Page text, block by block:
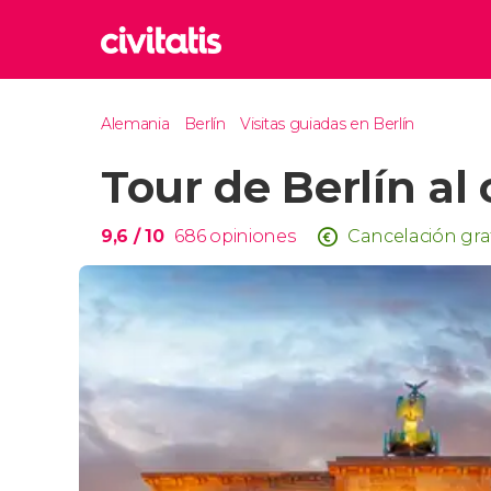
Reino
Turquía
Alemania Berlín Visitas guiadas en Berlín
Tour de Berlín al
9,6 / 10 686 opiniones Cancelación